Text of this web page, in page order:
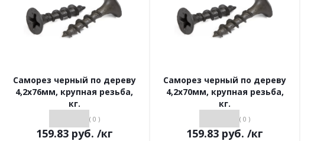
Саморез черный по дереву
4,2х76мм, крупная резьба,
кг.
( 0 )
159.83руб. /кг
Саморез черный по дереву
4,2х70мм, крупная резьба,
кг.
( 0 )
159.83 руб. /кг